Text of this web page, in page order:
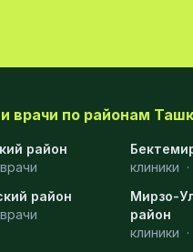
врачи по районам
район
врачи
клиники ·
район
врачи
Мирзо-
район
клиники ·